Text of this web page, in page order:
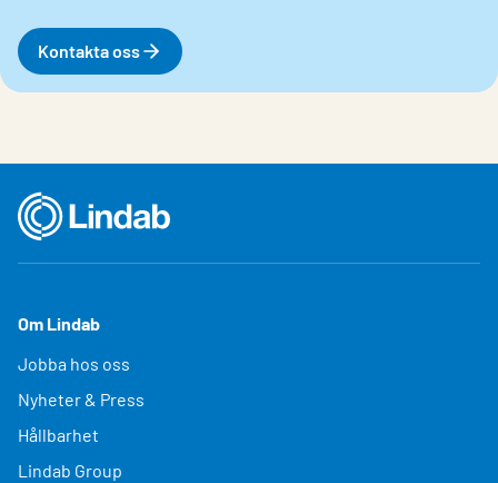
Kontakta oss
Om Lindab
Jobba hos oss
Nyheter & Press
Hållbarhet
Lindab Group